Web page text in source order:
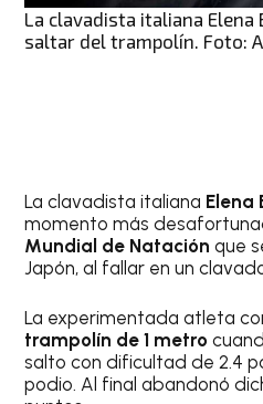
La clavadista italiana Elena
saltar del trampolín. Foto:
La clavadista italiana Elena
momento más
Mundial de Natación que
Japón, al fallar en un
La experimentada atleta
trampolín de 1 metro
salto con dificultad de 2.4
podio. Al final abandonó